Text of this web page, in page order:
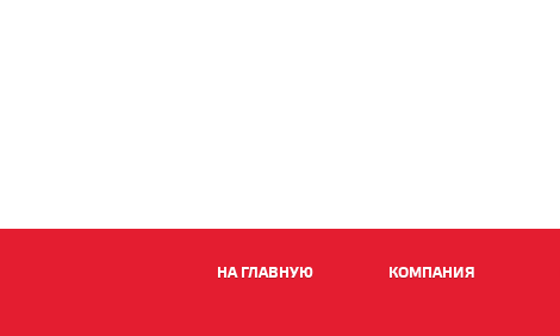
НА ГЛАВНУЮ КОМПАНИЯ